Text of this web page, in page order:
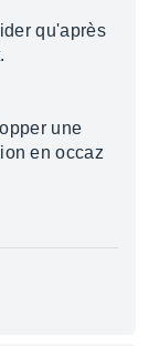
qu'après
une
en occaz